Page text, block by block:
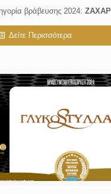
βράβευσης 2024:
Δείτε Περισσότερα